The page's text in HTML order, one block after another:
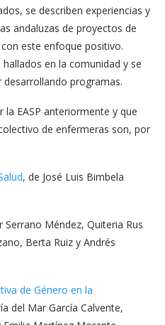
se describen experiencias y
andaluzas de proyectos de
este enfoque positivo.
en la comunidad y se
programas.
EASP anteriormente y que
de enfermeras son, por
, de José Luis Bimbela
Serrano Méndez, Quiteria Rus
Berta Ruiz y Andrés
de Género en la
del Mar García Calvente,